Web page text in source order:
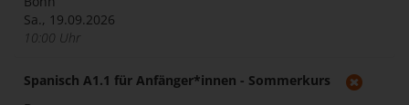
Sa., 19.09.2026
10:00 Uhr
Spanisch A1.1 für Anfänger*innen - Sommerkurs